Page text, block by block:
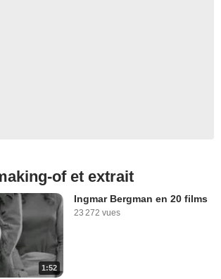
of et extrait
1:52
Ingmar Bergman en 20 films
23 272 vues